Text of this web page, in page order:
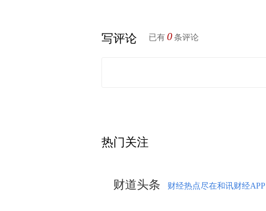
写评论 已有 0 条评论
热门关注
财道头条 财经热点尽在和讯财经APP